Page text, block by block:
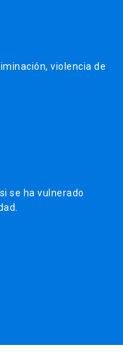
violencia de
se ha vulnerado